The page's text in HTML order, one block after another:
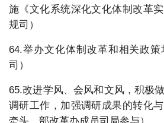
施《文化系统深化文化体制改革
规司）
64.举办文化体制改革和相关政
司）
65.改进学风、会风和文风，积极
调研工作，加强调研成果的转化
牵头，部改革办成员司局参与）